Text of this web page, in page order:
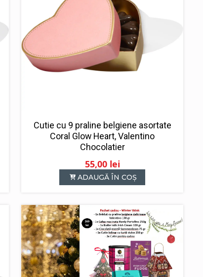
Cutie cu 9 praline belgiene asortate
Coral Glow Heart, Valentino
Chocolatier
55,00 lei
ADAUGĂ ÎN COȘ